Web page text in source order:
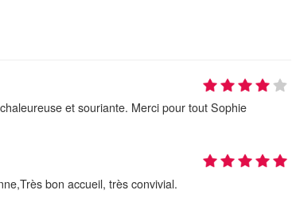
et souriante. Merci pour tout Sophie
bon accueil, très convivial.